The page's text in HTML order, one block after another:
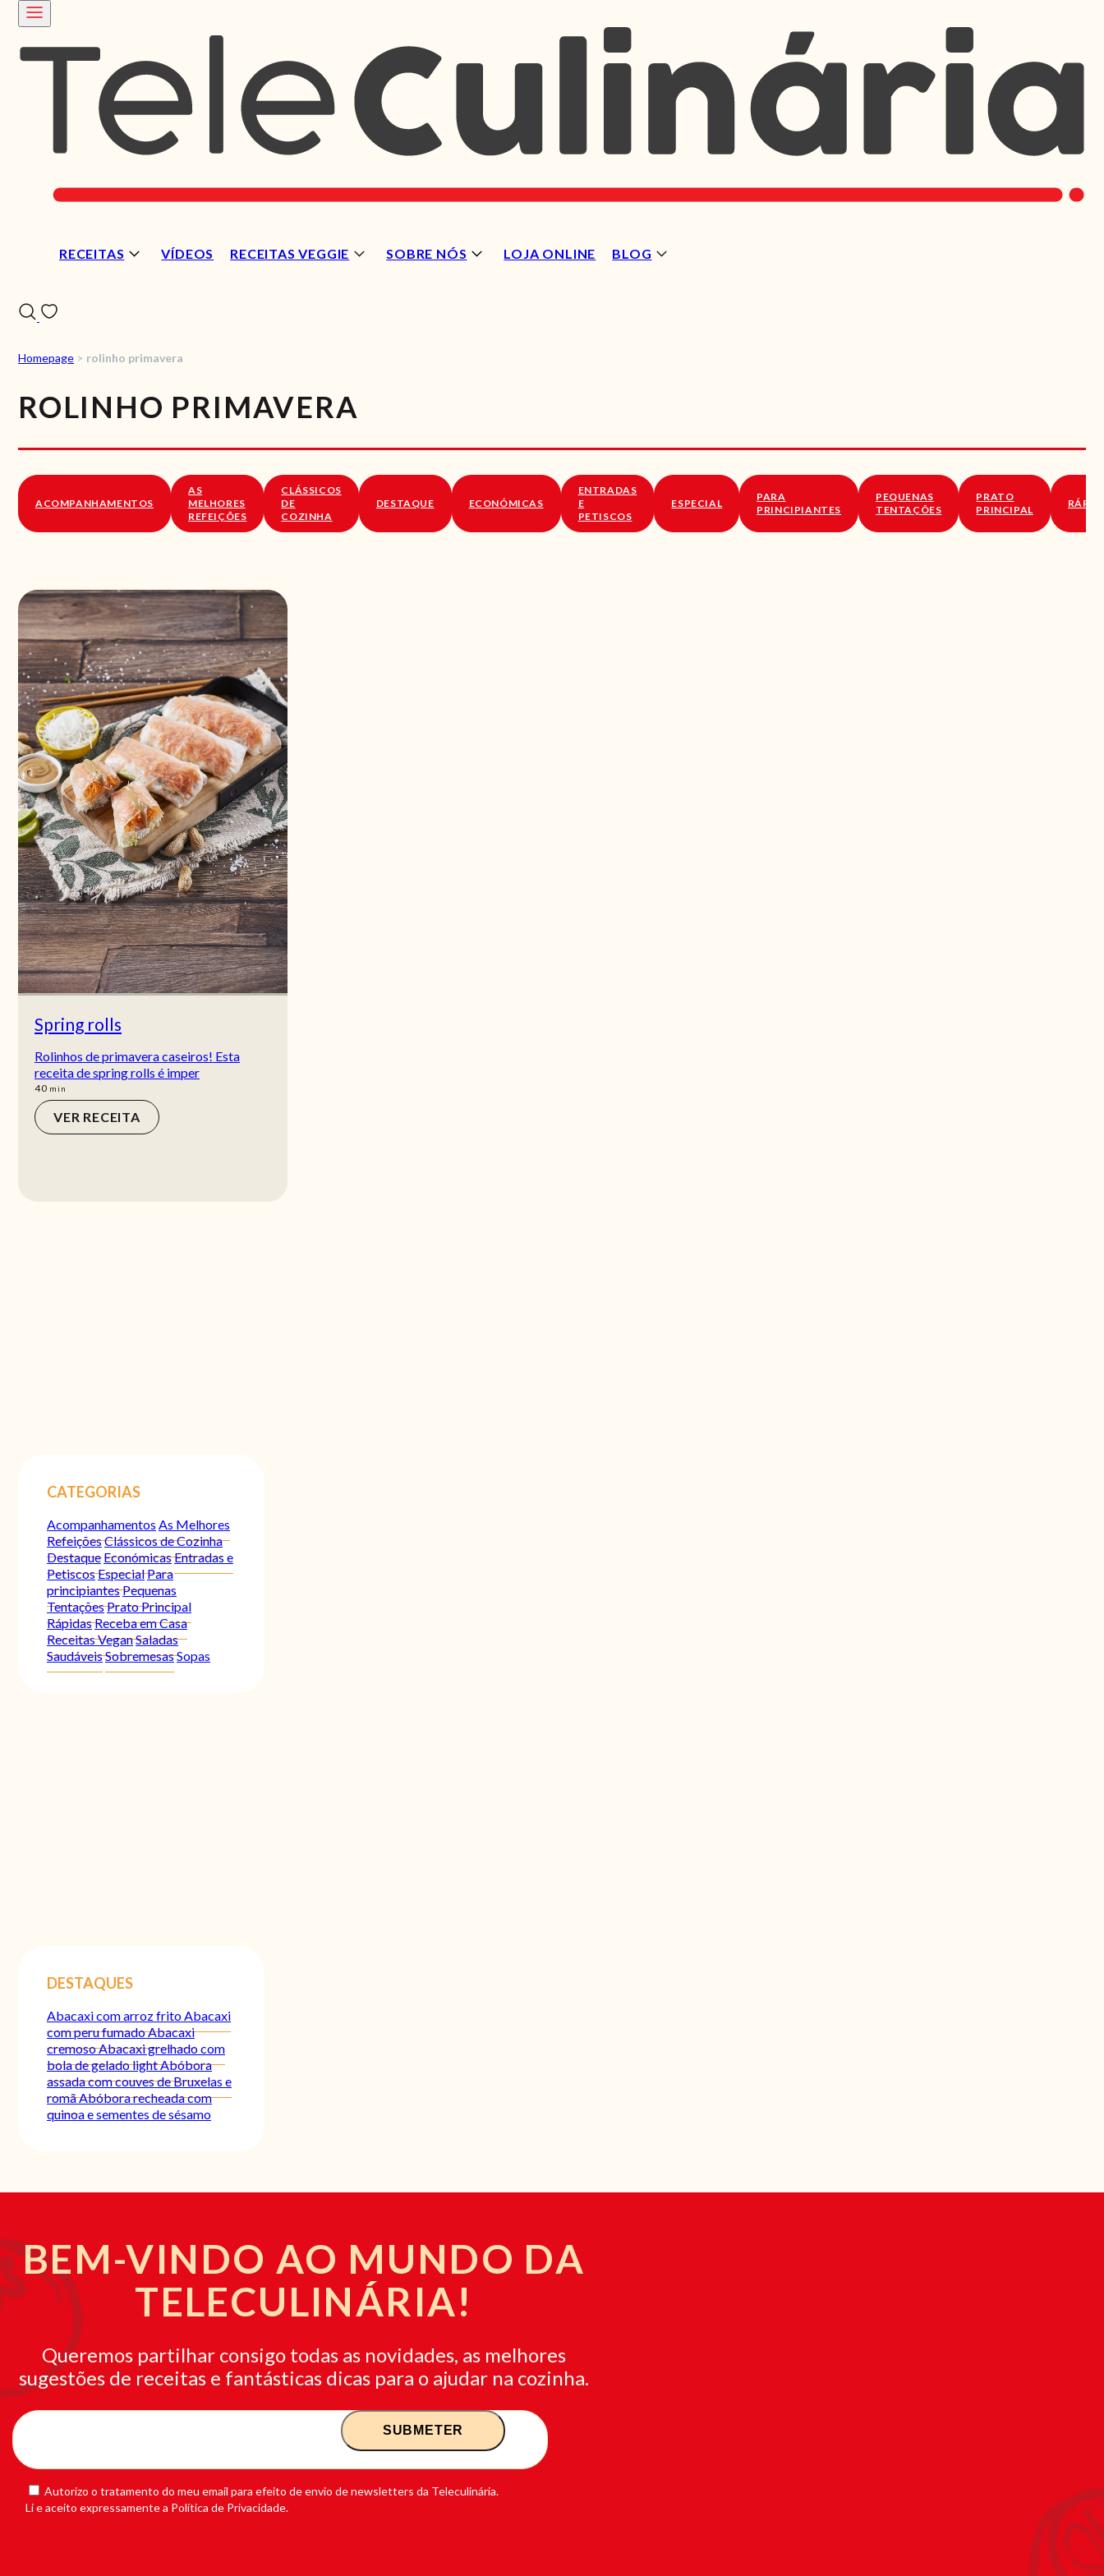
RECEITAS VÍDEOS RECEITAS VEGGIE SOBRE NÓS LOJA ONLINE BLOG
SOBRE NÓS
Homepage > rolinho primavera
ROLINHO PRIMAVERA
ACOMPANHAMENTOS
AS
MELHORES
REFEIÇÕES
CLÁSSICOS
DE
COZINHA
DESTAQUE ECONÓMICAS
ENTRADAS
E
PETISCOS
ESPECIAL
PARA
PRINCIPIANTES
PEQUENAS
TENTAÇÕES
PRATO
PRINCIPAL
Spring rolls
Rolinhos de primavera caseiros! Esta
receita de spring rolls é imper
40min
min
VER RECEITA
CATEGORIAS
Acompanhamentos As Melhores
RefeiçõesClássicos de Cozinha
Destaque EconómicasEntradas e
PetiscosEspecialPara
principiantesPequenas
TentaçõesPrato Principal
RápidasReceba em Casa
Receitas VeganSaladas
SaudáveisSobremesasSopas
DESTAQUES
Abacaxi com arroz fritoAbacaxi
com peru fumadoAbacaxi
cremosoAbacaxi grelhado com
bola de gelado lightAbóbora
assada com couves de Bruxelas e
romãAbóbora recheada com
quinoa e sementes de sésamo
BEM-VINDO AO MUNDO DA
TELECULINÁRIA!
Queremos partilhar consigo todas as novidades, as melhores
sugestões de receitas e fantásticas dicas para o ajudar na cozinha.
Autorizo o tratamento do meu email para efeito de envio de newsletters da Teleculinária.
Li e aceito expressamente a Política de Privacidade.